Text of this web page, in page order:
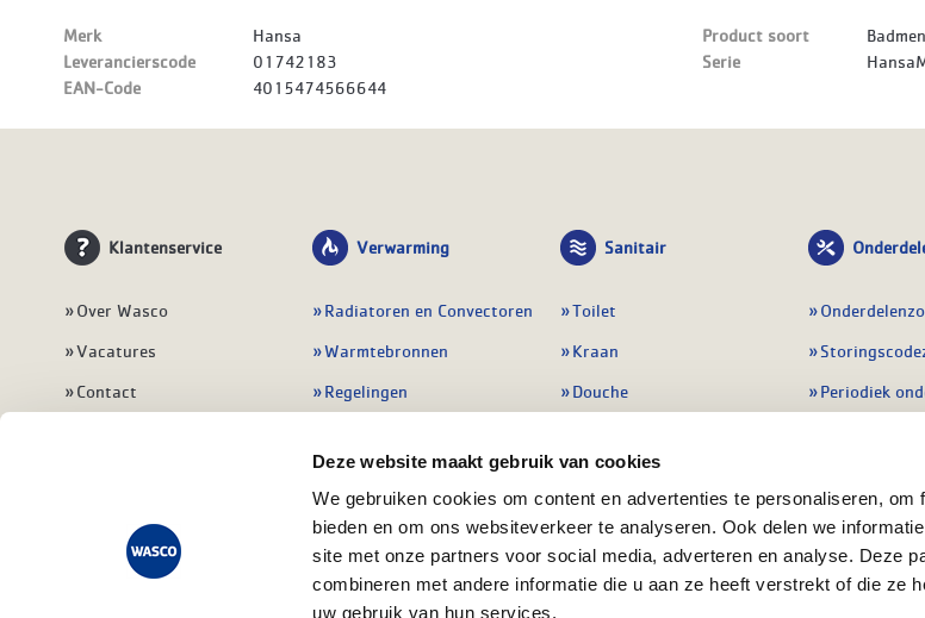
Deze website maakt gebruik van cookies
We gebruiken cookies om content en advertenties te personaliseren, om
bieden en om ons websiteverkeer te analyseren. Ook delen we
site met onze partners voor social media, adverteren en analyse. Deze
combineren met andere informatie die u aan ze heeft verstrekt of die ze
uw gebruik van hun services.
Merk
Hansa
Leverancierscode
01742183
EAN-Code
4015474566644
Product soort
Serie
Klantenservice
Over Wasco
Vacatures
Contact
Veelgestelde vragen
Verwarming
Radiatoren en Convectoren
Warmtebronnen
Regelingen
Leidingwerk
Warmwatertoestellen
Alle verwarming
Sanitair
Toilet
Kraan
Douche
Badmeubel
Afvoeren
Alle sanitair
Periodiek
Preventie &
Alle